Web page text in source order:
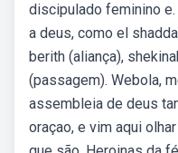
discipulado feminino
a deus, como el
berith (aliança),
(passagem). Webola,
assembleia de deus
oraçao, e vim aqui